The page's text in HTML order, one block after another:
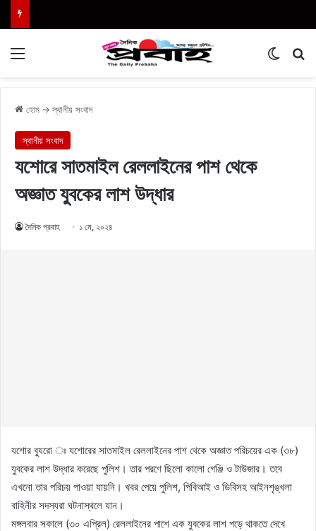
হোম → স্থানীয় সংবাদ
স্থানীয় সংবাদ
যশোরে সাতমাইল রেললাইনের পাশ থেকে
অজ্ঞাত যুবকের লাশ উদ্ধার
দৈনিক প্রবাহ ১ মে, ২০২৪
যশোর ব্যুরো ঃ যশোরের সাতমাইল রেললাইনের পাশ থেকে অজ্ঞাত পরিচয়ের এক (৩৮)
যুবকের লাশ উদ্ধার করেছে পুলিশ। তার পরণে ছিলো কালো গেঞ্জি ও টাউজার। তবে
এখনো তার পরিচয় পাওয়া যায়নি। খবর পেয়ে পুলিশ, পিবিআই ও ডিবিসহ আইনশৃঙ্খলা
বাহিনীর সদস্যরা ঘটনাস্থলে যান।
মঙ্গলবার সকালে (৩০ এপ্রিল) রেললাইনের পাশে এক যুবকের লাশ পড়ে থাকতে দেখে